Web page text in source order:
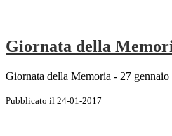
Giornata della
Giornata della Memoria - 27 gennaio
Pubblicato il 24-01-2017